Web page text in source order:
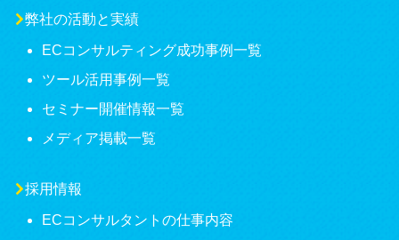
弊社の活動と実績
ECコンサルティング成功事例一覧
ツール活用事例一覧
セミナー開催情報一覧
メディア掲載一覧
採用情報
ECコンサルタントの仕事内容